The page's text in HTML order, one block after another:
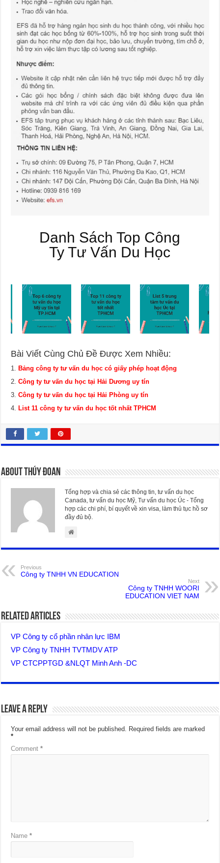
Danh Sách Top Công
Ty Tư Vấn Du Học
Bài Viết Cùng Chủ Đề Được Xem Nhiều:
Bảng công ty tư vấn du học có giấy phép hoạt động
Công ty tư vấn du học tại Hải Dương uy tín
Công ty tư vấn du học tại Hải Phòng uy tín
List 11 công ty tư vấn du học tốt nhất TPHCM
About Thúy Đoan
Tổng hợp và chia sẻ các thông tin, tư vấn du học
Canada, tư vấn du học Mỹ, Tư vấn du học Úc - Tổng
hợp các chi phí, bí quyết về xin visa, làm thủ tục hồ sơ
đầy đủ bộ.
Previous
Công ty TNHH VN EDUCATION
Next
Công ty TNHH WOORI
EDUCATION VIET NAM
Related Articles
VP Công ty cổ phần nhân lực IBM
VP Công ty TNHH TVTMDV ATP
VP CTCPPTGD &NLQT Minh Anh -DC
Leave a Reply
Your email address will not be published. Required fields are marked
*
Comment*
Name*